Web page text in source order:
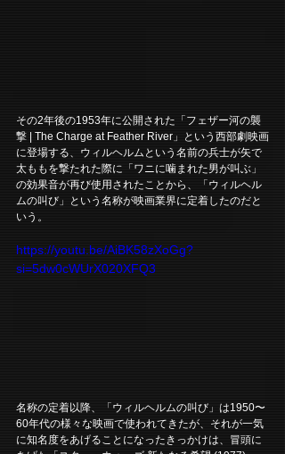
その2年後の1953年に公開された「フェザー河の襲
撃 | The Charge at Feather River」という西部劇映画
に登場する、ウィルヘルムという名前の兵士が矢で
太ももを撃たれた際に「ワニに噛まれた男が叫ぶ」
の効果音が再び使用されたことから、「ウィルヘル
ムの叫び」という名称が映画業界に定着したのだと
いう。
https://youtu.be/AiBK58zXoGg?
si=5dw0cWUrX020XFQ3
名称の定着以降、「ウィルヘルムの叫び」は1950〜
60年代の様々な映画で使われてきたが、それが一気
に知名度をあげることになったきっかけは、冒頭に